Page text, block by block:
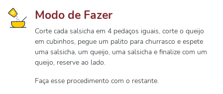
Modo de Fazer
Corte cada salsicha em 4 pedaços iguais, corte o queijo
em cubinhos, pegue um palito para churrasco e espete
uma salsicha, um queijo, uma salsicha e finalize com um
queijo, reserve ao lado.
Faça esse procedimento com o restante.